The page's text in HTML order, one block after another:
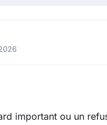
important ou un